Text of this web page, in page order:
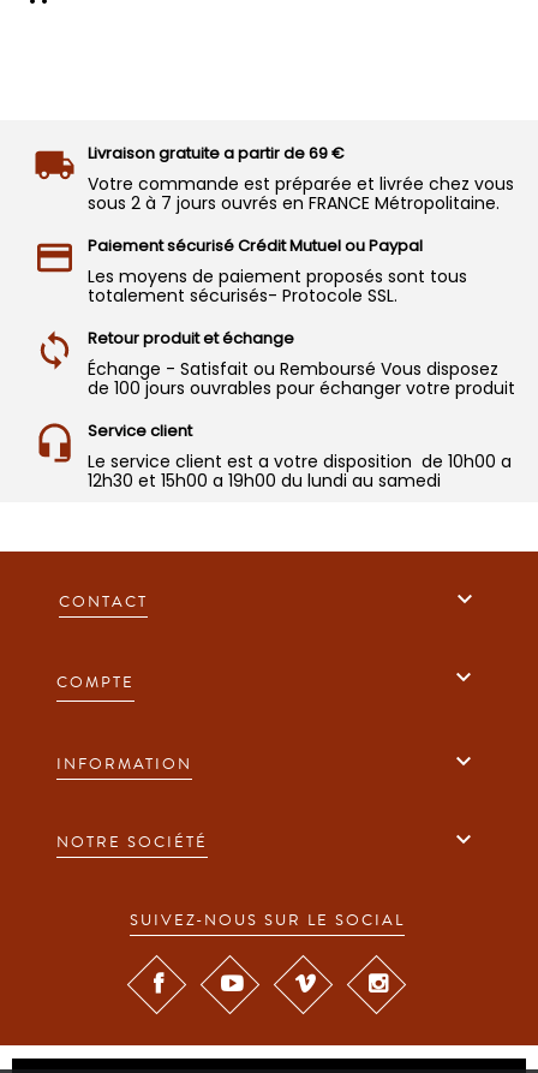
Livraison gratuite a partir de 69 €
Votre commande est préparée et livrée chez vous
sous 2 à 7 jours ouvrés en FRANCE Métropolitaine.
Paiement sécurisé Crédit Mutuel ou Paypal
Les moyens de paiement proposés sont tous
totalement sécurisés- Protocole SSL.
Retour produit et échange
Échange - Satisfait ou Remboursé Vous disposez
de 100 jours ouvrables pour échanger votre produit
Service client
Le service client est a votre disposition de 10h00 a
12h30 et 15h00 a 19h00 du lundi au samedi
CONTACT 
COMPTE 
INFORMATION 
NOTRE SOCIÉTÉ 
SUIVEZ-NOUS SUR LE SOCIAL